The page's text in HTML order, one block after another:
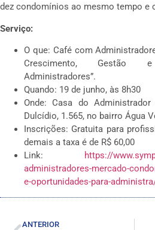
dez condomínios ao mesmo tempo e
Serviço:
O que: Café com
Crescimento, Gestão
Administradores”.
Quando: 19 de junho, às 8h30
Onde: Casa do
Dulcídio, 1.565, no bairro Água
Inscrições: Gratuita para
demais a taxa é de R$ 60,00
Link:
https://
administradores-mercado-
e-oportunidades-para-
ANTERIOR